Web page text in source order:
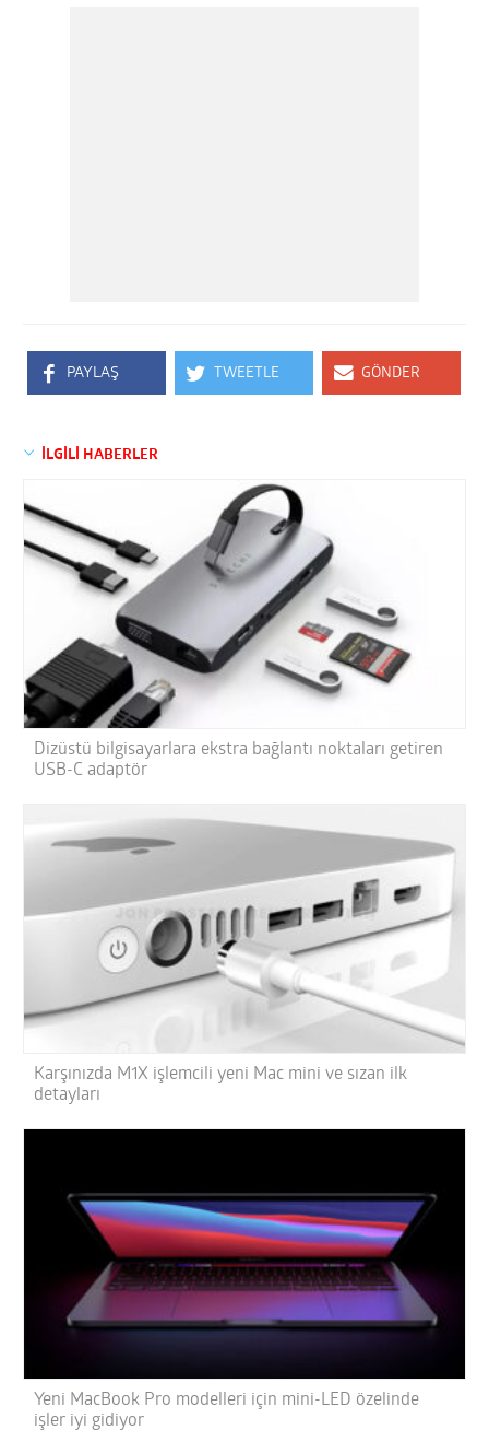
PAYLAŞ TWEETLE GÖNDER
İLGİLİ HABERLER
Dizüstü bilgisayarlara ekstra bağlantı noktaları getiren
USB-C adaptör
Karşınızda M1X işlemcili yeni Mac mini ve sızan ilk
detayları
Yeni MacBook Pro modelleri için mini-LED özelinde
işler iyi gidiyor